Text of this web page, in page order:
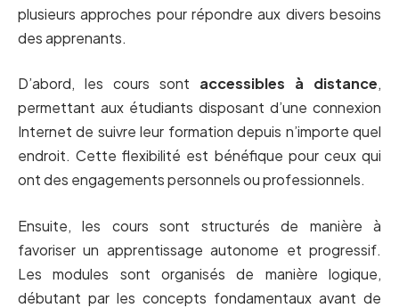
plusieurs approches pour répondre aux divers besoins
des apprenants.
D’abord, les cours sont accessibles à distance,
permettant aux étudiants disposant d’une connexion
Internet de suivre leur formation depuis n’importe quel
endroit. Cette flexibilité est bénéfique pour ceux qui
ont des engagements personnels ou professionnels.
Ensuite, les cours sont structurés de manière à
favoriser un apprentissage autonome et progressif.
Les modules sont organisés de manière logique,
débutant par les concepts fondamentaux avant de